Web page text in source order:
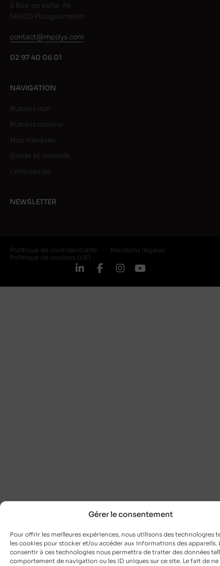
Gérer le consentement
Pour offrir les meilleures expériences, nous utilisons des technologies
les cookies pour stocker et/ou accéder aux informations des appareils.
consentir à ces technologies nous permettra de traiter des données
comportement de navigation ou les ID uniques sur ce site. Le fait de ne
5 Rue de belle-Île
56400 Plougoumelen
contact@mpdys.com
02 97 40 06 01
NAVIGATION
Rubans noir
Rubans couleur
Nos marques
Guide et conseils
L’entreprise
NEWSLETTER
Politique de confidentialité
Mentions légales
Politique de cookies (UE)